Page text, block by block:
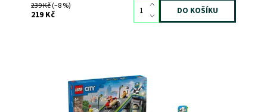
239 Kč(–8 %)
219 Kč
Připoutejte se a užijte si superrychlé závody se
stavebnicí LEGO® Tvoje pravidla: Závodní dráha s